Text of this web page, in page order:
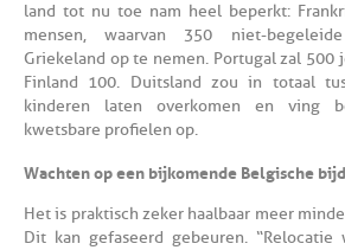
land tot nu toe nam heel beperkt:
mensen, waarvan 350 niet-
Griekeland op te nemen. Portugal zal 500
Finland 100. Duitsland zou in totaal
kinderen laten overkomen en ving
kwetsbare profielen op.
Wachten op een bijkomende Belgische
Het is praktisch zeker haalbaar meer
Dit kan gefaseerd gebeuren.